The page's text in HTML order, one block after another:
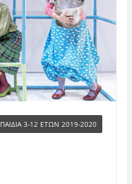
3-12 ΕΤΏΝ 2019-2020